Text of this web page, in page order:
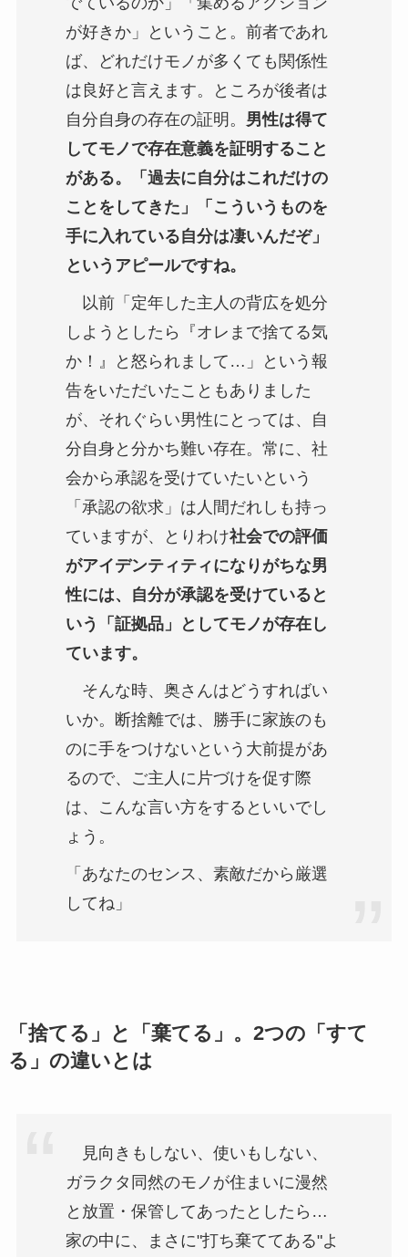
が好きか」ということ。前者であれ
ば、どれだけモノが多くても関係性
は良好と言えます。ところが後者は
自分自身の存在の証明。 男性は得て
してモノで存在意義を証明すること
がある。「過去に自分はこれだけの
ことをしてきた」「こういうものを
手に入れている自分は凄いんだぞ」
というアピールですね。
以前「定年した主人の背広を処分
しようとしたら『オレまで捨てる気
か！』と怒られまして…」という報
告をいただいたこともありました
が、それぐらい男性にとっては、自
分自身と分かち難い存在。常に、社
会から承認を受けていたいという
「承認の欲求」は人間だれしも持っ
ていますが、とりわけ社会での評価
がアイデンティティになりがちな男
性には、自分が承認を受けていると
いう「証拠品」としてモノが存在し
ています。
そんな時、奥さんはどうすればい
いか。断捨離では、勝手に家族のも
のに手をつけないという大前提があ
るので、ご主人に片づけを促す際
は、こんな言い方をするといいでし
ょう。
「あなたのセンス、素敵だから厳選
してね」
「捨てる」と「棄てる」。2つの「すて
る」の違いとは
見向きもしない、使いもしない、
ガラクタ同然のモノが住まいに漫然
と放置・保管してあったとしたら…
家の中に、まさに"打ち棄ててある"よ